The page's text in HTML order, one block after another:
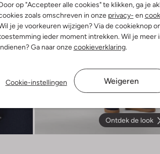
op "Accepteer alle cookies" te klikken, ga je
zoals omschreven in onze privacy- en
je je voorkeuren wijzigen? Via de cookieknop
ieder moment intrekken. Wil je meer
Ga naar onzecookieverklaring.
Cookie-instellingen Weigeren
Ontdek de look